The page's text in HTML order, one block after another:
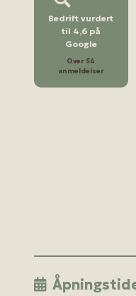
Bedrift vurdert
til 4,6 på
Google
Over 54
anmeldelser